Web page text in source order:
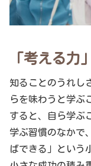
「考える力
知ることのうれし
らを味わうと学ぶ
すると、自ら学ぶ
学ぶ習慣のなかで
ばできる」という